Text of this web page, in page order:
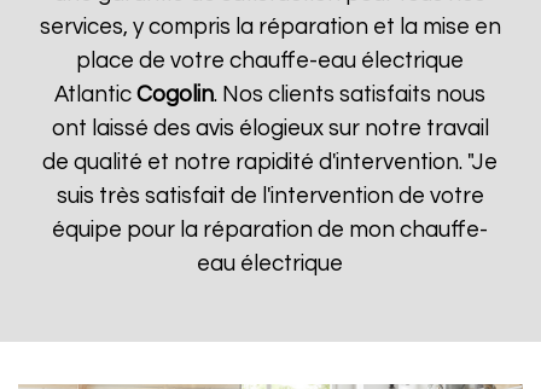
services, y compris la réparation et la mise en
place de votre chauffe-eau électrique
AtlanticCogolin. Nos clients satisfaits nous
ont laissé des avis élogieux sur notre travail
de qualité et notre rapidité d'intervention. "Je
suis très satisfait de l'intervention de votre
équipe pour la réparation de mon chauffe-
eau électrique